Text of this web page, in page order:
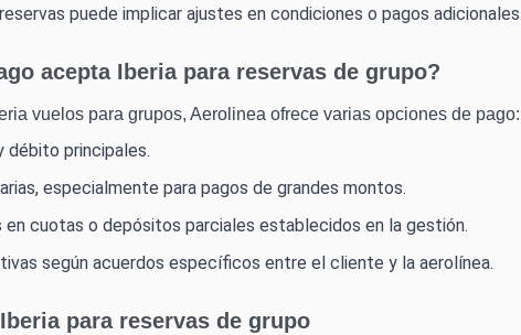
puede implicar ajustes en condiciones o pagos adicionales.
acepta Iberia para reservas de grupo?
vuelos para grupos, Aerolinea ofrece varias opciones de pago:
débito principales.
especialmente para pagos de grandes montos.
en cuotas o depósitos parciales establecidos en la gestión.
según acuerdos específicos entre el cliente y la aerolínea.
para reservas de grupo